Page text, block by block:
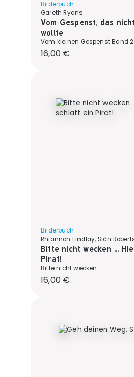
Bilderbuch
Gareth Ryans
Vom Gespenst, das
wollte
Vom kleinen Gespenst Band 2
Regulärer Preis:
16,00 €
Bilderbuch
Rhiannon Findlay, Siân
Bitte nicht wecken ...
Pirat!
Bitte nicht wecken
Regulärer Preis:
16,00 €